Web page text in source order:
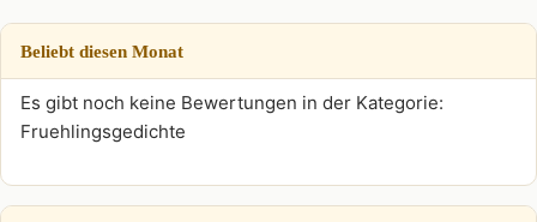
Beliebt diesen Monat
Es gibt noch keine Bewertungen in der Kategorie:
Fruehlingsgedichte